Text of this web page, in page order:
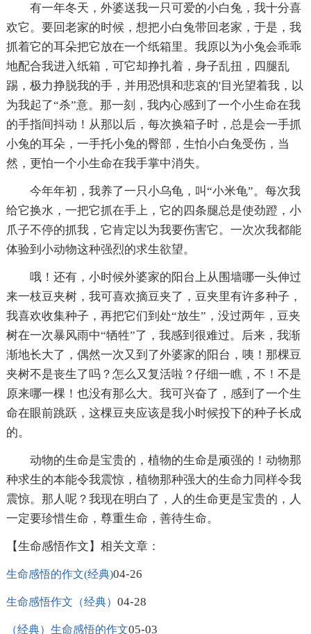
有一年冬天，外婆送我一只可爱的小白兔，我十分喜
欢它。要回老家的时候，想把小白兔带回老家，于是，我
抓着它的耳朵把它放在一个纸箱里。我原以为小兔会乖乖
地配合我进入纸箱，可它却挣扎着，身子乱扭，四腿乱
踢，极力挣脱我的手，并用恐惧和悲哀的'目光望着我，以
为我起了“杀”意。那一刻，我内心感到了一个小生命在我
的手指间抖动！从那以后，每次换箱子时，总是会一手抓
小兔的耳朵，一手托小兔的臀部，生怕小白兔受伤，当
然，更怕一个小生命在我手掌中消失。
今年年初，我养了一只小乌龟，叫“小米龟”。每次我
给它换水，一把它抓在手上，它的四条腿总是使劲蹬，小
爪子不停的抓我，它肯定以为我要伤害它。一次次我都能
体验到小动物这种强烈的求生欲望。
哦！还有，小时候外婆家的阳台上从围墙哪一头伸过
来一枝豆夹树，我可喜欢摘豆夹了，豆夹里有许多种子，
我喜欢收集种子，再把它们到处“放生”，没过两年，豆夹
树在一次暴风雨中“牺牲”了，我感到很难过。后来，我渐
渐地长大了，偶然一次又到了外婆家的阳台，咦！那棵豆
夹树不是丧生了吗？怎么又复活啦？仔细一瞧，不！不是
原来哪一棵！也没有那么大。我可兴奋了，感到了一个生
命在眼前跳跃，这棵豆夹应该是我小时候投下的种子长成
的。
动物的生命是宝贵的，植物的生命是顽强的！动物那
种求生的本能令我震惊，植物那种强大的生命力同样令我
震惊。那人呢？我现在明白了，人的生命更是宝贵的，人
一定要珍惜生命，尊重生命，善待生命。
【生命感悟作文】相关文章：
生命感悟的作文(经典)04-26
生命感悟作文（经典） 04-28
（经典）生命感悟的作文05-03